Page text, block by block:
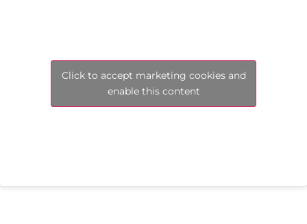
Click to accept marketing cookies and
enable this content